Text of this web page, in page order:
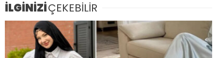
İLGİNİZİÇEKEBİLİR